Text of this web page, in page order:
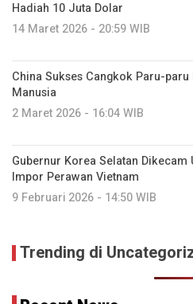
Hadiah 10 Juta Dolar
14 Maret 2026 - 20:59 WIB
China Sukses Cangkok Paru-paru
Manusia
2 Maret 2026 - 16:04 WIB
Gubernur Korea Selatan Dikecam
Impor Perawan Vietnam
9 Februari 2026 - 14:50 WIB
Trending di